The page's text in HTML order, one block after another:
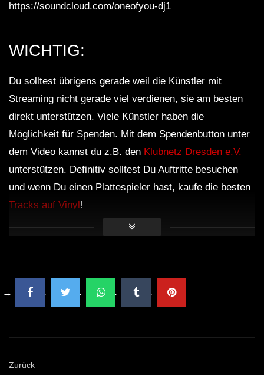
https://soundcloud.com/oneofyou-dj1
WICHTIG:
Du solltest übrigens gerade weil die Künstler mit
Streaming nicht gerade viel verdienen, sie am besten
direkt unterstützen. Viele Künstler haben die
Möglichkeit für Spenden. Mit dem Spendenbutton unter
dem Video kannst du z.B. den Klubnetz Dresden e.V.
unterstützen. Definitiv solltest Du Auftritte besuchen
und wenn Du einen Plattespieler hast, kaufe die besten
Tracks auf Vinyl !
Zurück